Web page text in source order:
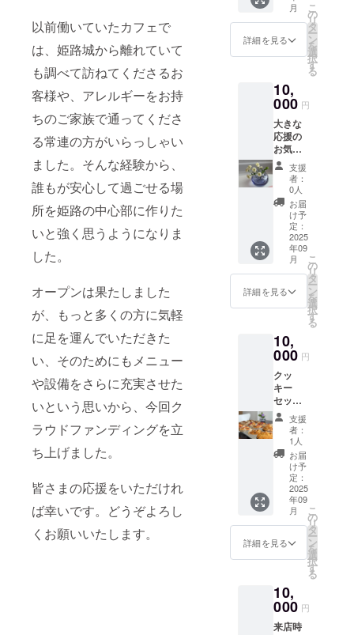
以前働いていたカフェで
は、姫路城から離れていて
も調べて訪ねてくださるお
客様や、アレルギーをお持
ちのご家族で通ってくださ
る常連の方がいらっしゃい
ました。そんな経験から、
誰もが安心して過ごせる場
所を姫路の中心部に作りた
いと強く思うようになりま
した。
オープンは果たしました
が、もっと多くの方に気軽
に足を運んでいただきた
い、そのためにもメニュー
や設備をさらに充実させた
いという思いから、今回ク
ラウドファンディングを立
ち上げました。
皆さまの応援をいただけれ
ば幸いです。どうぞよろし
くお願いいたします。
称：マ
フィン
・内容
量：6個
及び添
加物等
の食品
表示は
お届け
商品の
ラベル
に表記
されま
す。商
品開封
前には
必ずお
届けの
リター
ンに貼
付され
をご確
認くだ
さい。
月
詳細を見る
こ
の
リ
タ
ー
ン
を
選
択
す
る
10,
000 円
大きな
応援の
お気持
ち メー
ル、ま
たはオ
リジナ
ルポス
トカー
ドでお
礼をお
送りし
ます
支援
者：
0人
お届
け予
定：
2025
年09
月
詳細を見る
こ
の
リ
タ
ー
ン
を
選
択
す
る
10,
000 円
クッ
キー
セット
をお送
りしま
期限：
2025年
9月から
2026年
8月末ま
称：
クッ
キー ・
内容
原材料
及び添
加物等
の食品
支援
者：
1人
お届
け予
定：
2025
年09
月
詳細を見る
こ
の
リ
タ
ー
ン
を
選
択
す
る
10,
000 円
来店時